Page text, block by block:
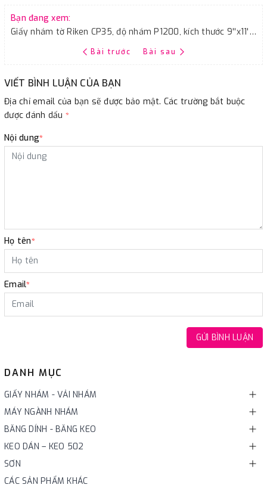
DANH MỤC
GIẤY NHÁM - VẢI NHÁM
MÁY NGÀNH NHÁM
BĂNG DÍNH - BĂNG KEO
KEO DÁN – KEO 502
SƠN
CÁC SẢN PHẨM KHÁC
Bạn đang xem:
Giấy nhám tờ Riken CP35, độ nhám P1200, kích thước 9''x11'', màu đen
Bài trước Bài sau
VIẾT BÌNH LUẬN CỦA BẠN
Địa chỉ email của bạn sẽ được bảo mật. Các trường bắt buộc
được đánh dấu *
Nội dung*
Họ tên*
Email*
GỬI BÌNH LUẬN